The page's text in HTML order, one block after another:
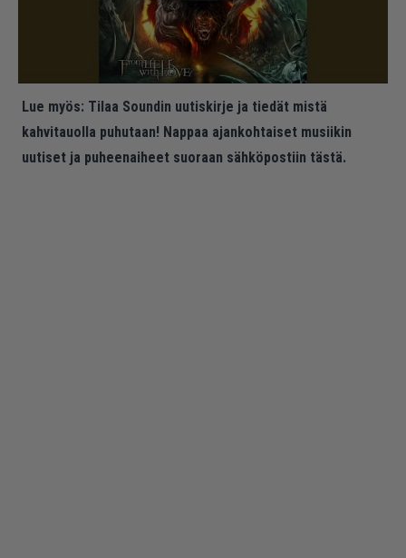
Lue myös: Tilaa Soundin uutiskirje ja tiedät mistä
kahvitauolla puhutaan! Nappaa ajankohtaiset musiikin
uutiset ja puheenaiheet suoraan sähköpostiin tästä.